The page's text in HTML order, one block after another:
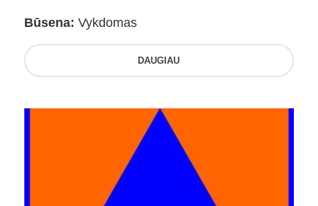
Būsena: Vykdomas
DAUGIAU